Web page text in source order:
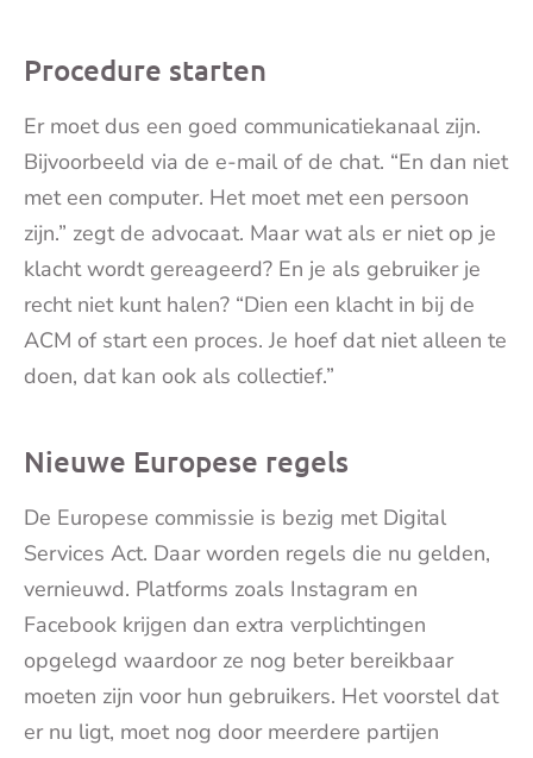
Procedure starten
Er moet dus een goed communicatiekanaal zijn.
Bijvoorbeeld via de e-mail of de chat. “En dan niet
met een computer. Het moet met een persoon
zijn.” zegt de advocaat. Maar wat als er niet op je
klacht wordt gereageerd? En je als gebruiker je
recht niet kunt halen? “Dien een klacht in bij de
ACM of start een proces. Je hoef dat niet alleen te
doen, dat kan ook als collectief.”
Nieuwe Europese regels
De Europese commissie is bezig met Digital
Services Act. Daar worden regels die nu gelden,
vernieuwd. Platforms zoals Instagram en
Facebook krijgen dan extra verplichtingen
opgelegd waardoor ze nog beter bereikbaar
moeten zijn voor hun gebruikers. Het voorstel dat
er nu ligt, moet nog door meerdere partijen